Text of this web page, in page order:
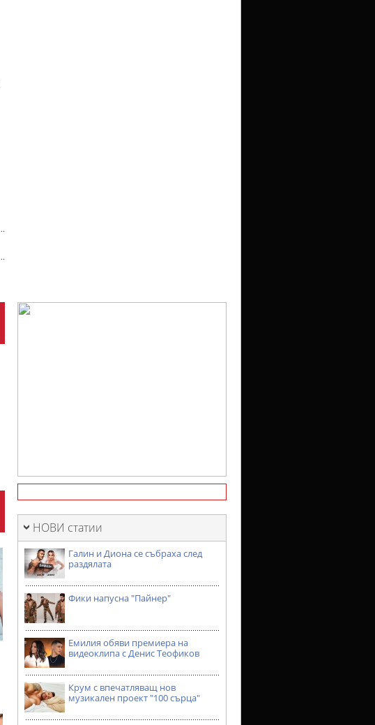
НОВИ статии
Галин и Диона се събраха след
раздялата
Фики напусна "Пайнер"
Емилия обяви премиера на
видеоклипа с Денис Теофиков
Крум с впечатляващ нов
музикален проект "100 сърца"